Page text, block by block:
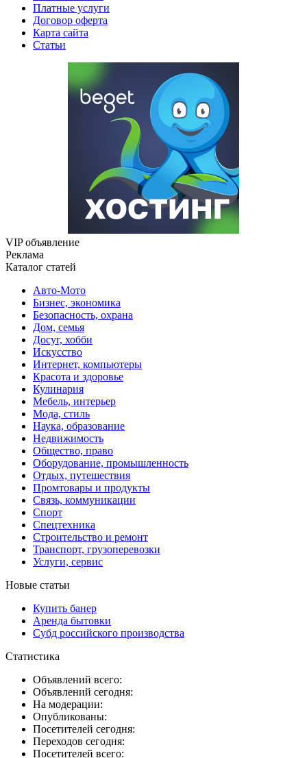
Платные услуги
Договор оферта
Карта сайта
Статьи
VIP объявление
Реклама
Каталог статей
Авто-Мото
Бизнес, экономика
Безопасность, охрана
Дом, семья
Досуг, хобби
Искусство
Интернет, компьютеры
Красота и здоровье
Кулинария
Мебель, интерьер
Мода, стиль
Наука, образование
Недвижимость
Общество, право
Оборудование, промышленность
Отдых, путешествия
Промтовары и продукты
Связь, коммуникации
Спорт
Спецтехника
Строительство и ремонт
Транспорт, грузоперевозки
Услуги, сервис
Новые статьи
Купить банер
Аренда бытовки
Субд российского производства
Статистика
Объявлений всего:
Объявлений сегодня:
На модерации:
Опубликованы:
Посетителей сегодня:
Переходов сегодня:
Посетителей всего: